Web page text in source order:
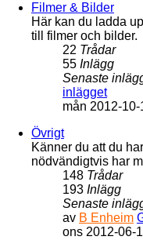
Filmer & Bilder
Här kan du ladda
till filmer och bilder.
22 Trådar
55 Inlägg
Senaste
inlägget
mån 2012-
Övrigt
Känner du att du
nödvändigtvis har
148 Trådar
193 Inlägg
Senaste
av B Enheim
ons 2012-06-